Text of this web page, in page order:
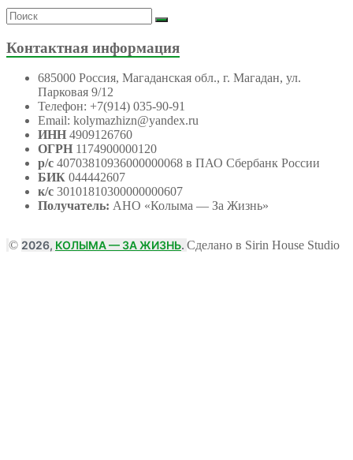
Контактная информация
685000 Россия, Магаданская обл., г. Магадан, ул.
Парковая 9/12
Телефон: +7(914) 035-90-91
Email: kolymazhizn@yandex.ru
ИНН 4909126760
ОГРН 1174900000120
р/с 40703810936000000068 в ПАО Сбербанк России
БИК 044442607
к/с 30101810300000000607
Получатель: АНО «Колыма — За Жизнь»
© 2026, КОЛЫМА — ЗА ЖИЗНЬ. Сделано в Sirin House Studio